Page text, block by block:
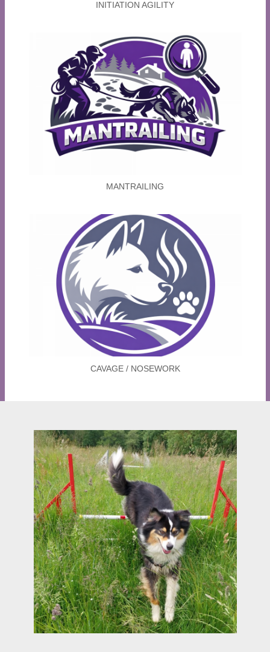
INITIATION AGILITY
MANTRAILING
CAVAGE / NOSEWORK